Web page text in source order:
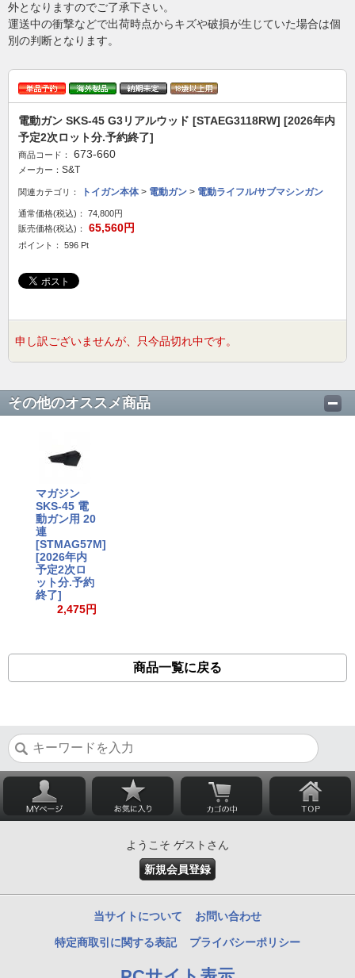
外となりますのでご了承下さい。
運送中の衝撃などで出荷時点からキズや破損が生じていた場合は個
別の判断となります。
電動ガン SKS-45 G3リアルウッド [STAEG3118RW] [2026年内
予定2次ロット分.予約終了]
商品コード： 673-660
メーカー： S&T
関連カテゴリ： トイガン本体> 電動ガン > 電動ライフル/サブマシンガン
通常価格(税込)：
74,800円
販売価格(税込)：
65,560円
ポイント： 596 Pt
申し訳ございませんが、只今品切れ中です。
その他のオススメ商品
マガジン
SKS-45 電
動ガン用 20
連
[STMAG57M]
[2026年内
予定2次ロ
ット分.予約
終了]
2,475円
商品一覧に戻る
ようこそ ゲストさん
新規会員登録
当サイトについて お問い合わせ
特定商取引に関する表記 プライバシーポリシー